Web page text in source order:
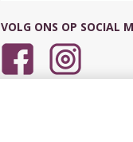
VOLG ONS OP SOCIAL